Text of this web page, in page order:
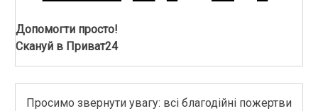
Допомогти просто!
Скануй в Приват24
Просимо звернути увагу: всі благодійні пожертви